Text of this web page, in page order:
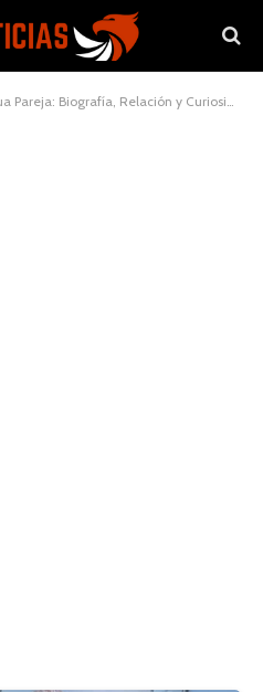
Pareja: Biografía, Relación y Curiosidades